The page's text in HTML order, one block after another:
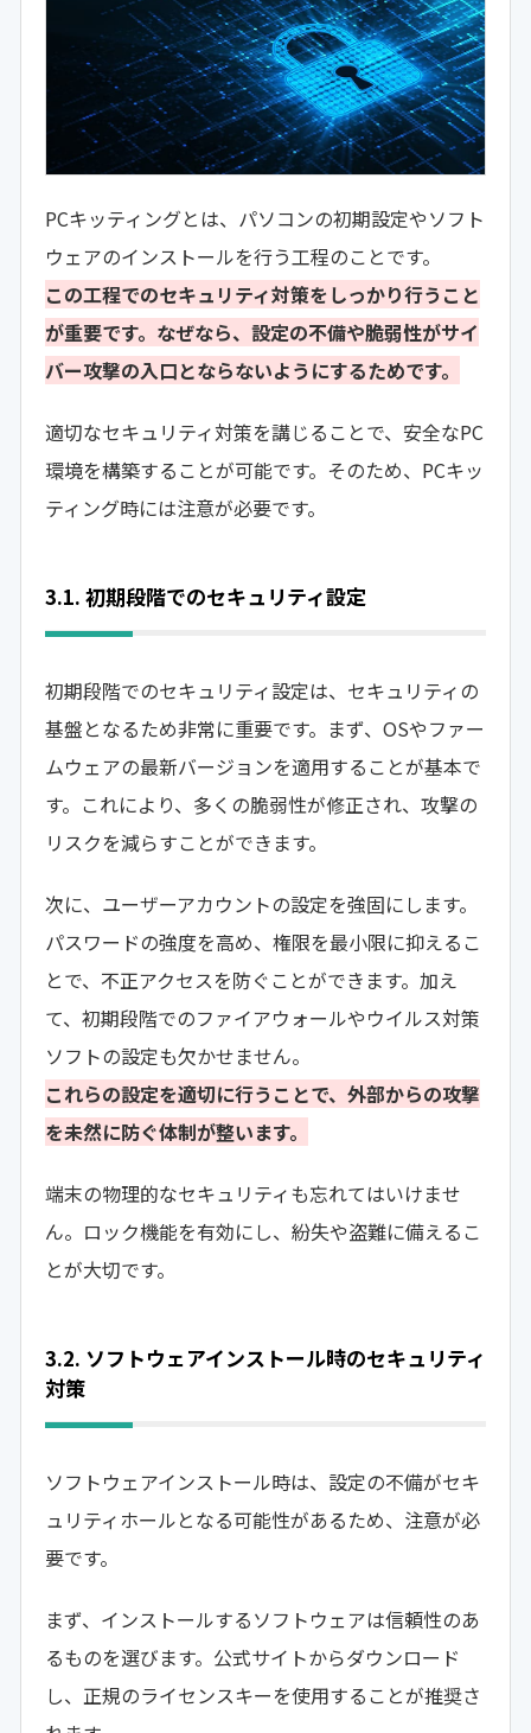
PCキッティングとは、パソコンの初期設定やソフト
ウェアのインストールを行う工程のことです。
この工程でのセキュリティ対策をしっかり行うこと
が重要です。なぜなら、設定の不備や脆弱性がサイ
バー攻撃の入口とならないようにするためです。
適切なセキュリティ対策を講じることで、安全なPC
環境を構築することが可能です。そのため、PCキッ
ティング時には注意が必要です。
3.1. 初期段階でのセキュリティ設定
初期段階でのセキュリティ設定は、セキュリティの
基盤となるため非常に重要です。まず、OSやファー
ムウェアの最新バージョンを適用することが基本で
す。これにより、多くの脆弱性が修正され、攻撃の
リスクを減らすことができます。
次に、ユーザーアカウントの設定を強固にします。
パスワードの強度を高め、権限を最小限に抑えるこ
とで、不正アクセスを防ぐことができます。加え
て、初期段階でのファイアウォールやウイルス対策
ソフトの設定も欠かせません。
これらの設定を適切に行うことで、外部からの攻撃
を未然に防ぐ体制が整います。
端末の物理的なセキュリティも忘れてはいけませ
ん。ロック機能を有効にし、紛失や盗難に備えるこ
とが大切です。
3.2. ソフトウェアインストール時のセキュリティ
対策
ソフトウェアインストール時は、設定の不備がセキ
ュリティホールとなる可能性があるため、注意が必
要です。
まず、インストールするソフトウェアは信頼性のあ
るものを選びます。公式サイトからダウンロード
し、正規のライセンスキーを使用することが推奨さ